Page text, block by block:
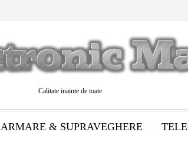
Calitate inainte de toate
& SUPRAVEGHERE